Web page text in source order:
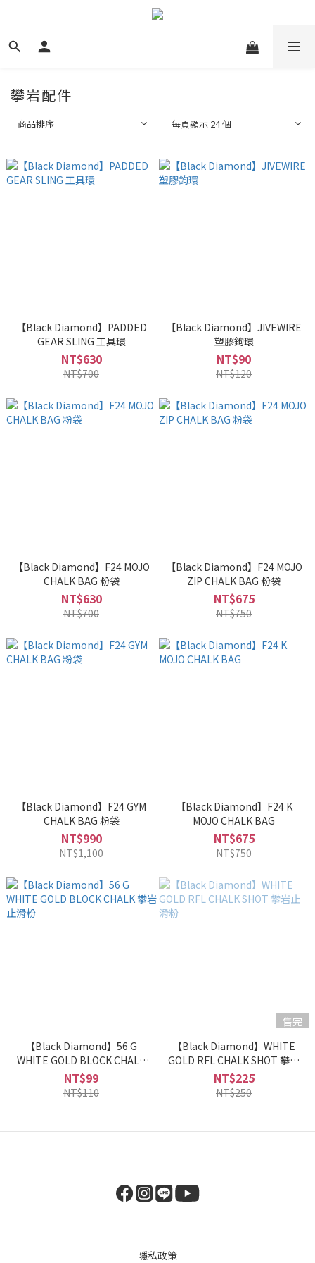
攀岩配件
商品排序 每頁顯示 24 個
【Black Diamond】PADDED
GEAR SLING 工具環
NT$630
NT$700
【Black Diamond】JIVEWIRE
塑膠鉤環
NT$90
NT$120
【Black Diamond】F24 MOJO
CHALK BAG 粉袋
NT$630
NT$700
【Black Diamond】F24 MOJO
ZIP CHALK BAG 粉袋
NT$675
NT$750
【Black Diamond】F24 GYM
CHALK BAG 粉袋
NT$990
NT$1,100
【Black Diamond】F24 K
MOJO CHALK BAG
NT$675
NT$750
【Black Diamond】56 G
WHITE GOLD BLOCK CHALK
攀岩止滑粉
NT$99
NT$110
售完
【Black Diamond】WHITE
GOLD RFL CHALK SHOT 攀岩
止滑粉
NT$225
NT$250
隱私政策